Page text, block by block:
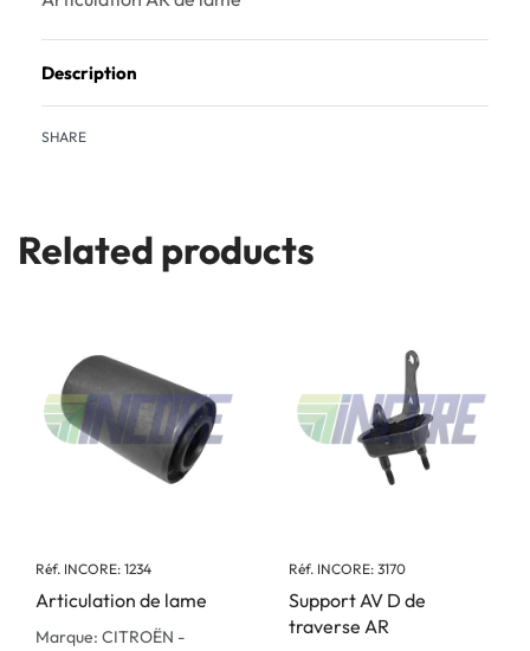
Description
SHARE
Related products
Réf. INCORE: 1234
Articulation de lame
Marque: CITROËN -
Réf. INCORE: 3170
Support AV D de
traverse AR